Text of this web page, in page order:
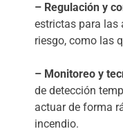
– Regulación y
estrictas para las
riesgo, como las
– Monitoreo y
de detección
actuar de forma
incendio.